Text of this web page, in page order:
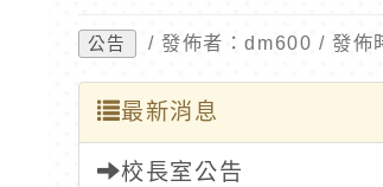
公告 / 發佈者：dm600 / 發佈
最新消息
校長室公告